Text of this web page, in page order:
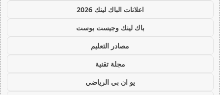
اعلانات الباك لينك 2026
باك لينك وجيست بوست
مصادر التعليم
مجلة تقنية
يو ان بي الرياضي